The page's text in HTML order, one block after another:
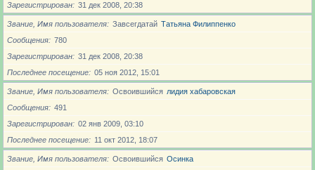
Зарегистрирован
31 дек 2008, 20:38
Звание, Имя пользователя Завсегдатай Татьяна Филиппенко
Сообщения
780
Зарегистрирован
31 дек 2008, 20:38
Последнее посещение
05 ноя 2012, 15:01
Звание, Имя пользователя Освоившийся лидия хабаровская
Сообщения
491
Зарегистрирован
02 янв 2009, 03:10
Последнее посещение
11 окт 2012, 18:07
Звание, Имя пользователя Освоившийся Осинка